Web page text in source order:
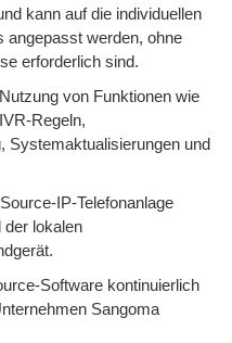
kann auf die individuellen
angepasst werden, ohne
erforderlich sind.
von Funktionen wie
Regeln,
Systemaktualisierungen und
IP-Telefonanlage
der lokalen
Software kontinuierlich
Sangoma